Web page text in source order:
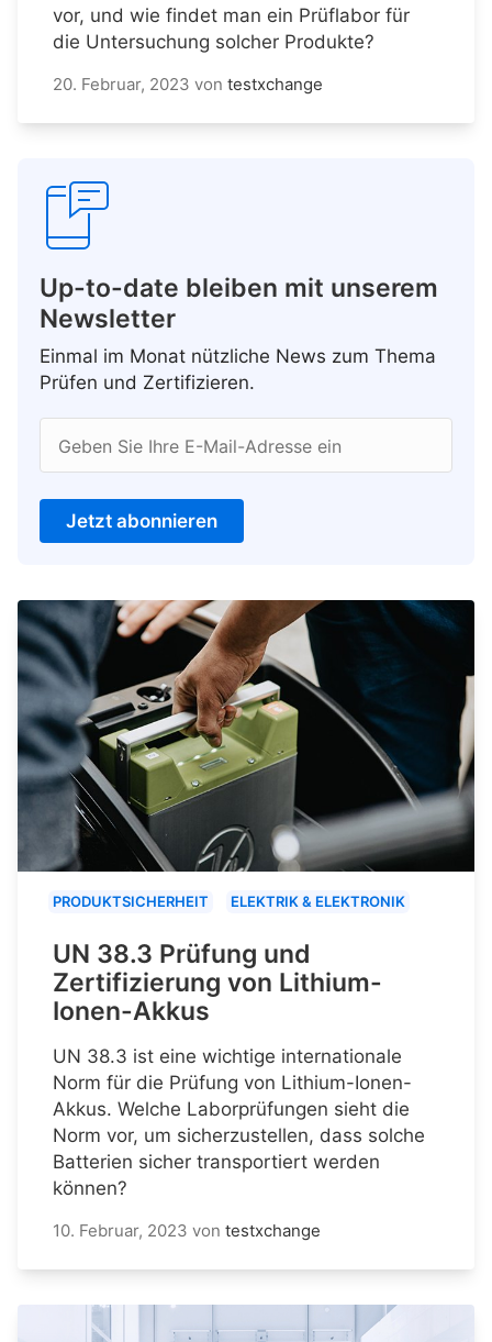
vor, und wie findet man ein Prüflabor für
die Untersuchung solcher Produkte?
20. Februar, 2023 von testxchange
Up-to-date bleiben mit unserem
Newsletter
Einmal im Monat nützliche News zum Thema
Prüfen und Zertifizieren.
Geben Sie Ihre E-Mail-Adresse ein
Jetzt abonnieren
PRODUKTSICHERHEIT ELEKTRIK & ELEKTRONIK
UN 38.3 Prüfung und
Zertifizierung von Lithium-
Ionen-Akkus
UN 38.3 ist eine wichtige internationale
Norm für die Prüfung von Lithium-Ionen-
Akkus. Welche Laborprüfungen sieht die
Norm vor, um sicherzustellen, dass solche
Batterien sicher transportiert werden
können?
10. Februar, 2023 von testxchange